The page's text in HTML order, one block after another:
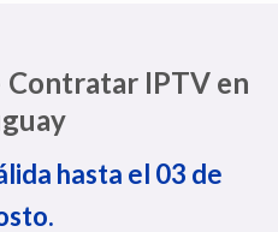
Contratar IPTV en
hasta el 03 de